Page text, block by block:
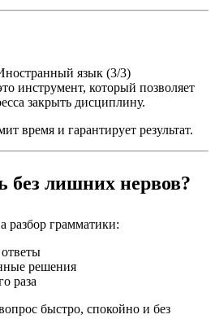
язык (3/3)
инструмент, который позволяет
закрыть дисциплину.
время и гарантирует результат.
без лишних нервов?
разбор грамматики:
решения
раза
быстро, спокойно и без